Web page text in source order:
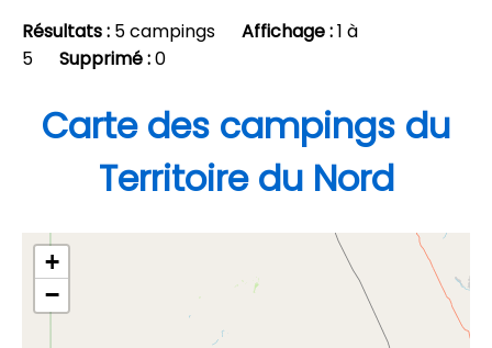
Résultats : 5 campings Affichage :1 à
5 Supprimé :0
Carte des campings du
Territoire du Nord
+
−